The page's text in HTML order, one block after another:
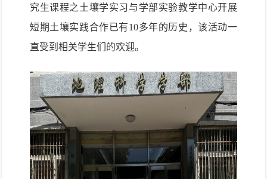
究生课程之土壤学实习与学部实验教学中心开展
短期土壤实践合作已有10多年的历史，该活动一
直受到相关学生们的欢迎。